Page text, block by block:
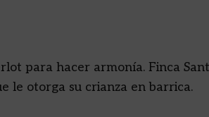
para hacer armonía. Finca
le otorga su crianza en barrica.